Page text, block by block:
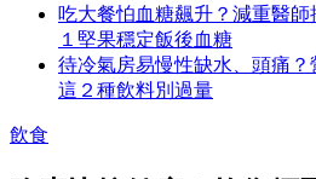
吃大餐怕血糖飆升？減重醫
１堅果穩定飯後血糖
待冷氣房易慢性缺水、頭痛？
這２種飲料別過量
飲食